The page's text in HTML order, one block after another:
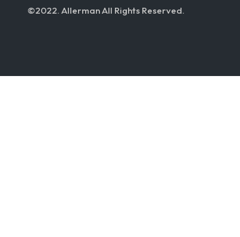
©2022. Allerman All Rights Reserved.